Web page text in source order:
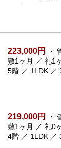
223,000円
・
敷1ヶ月 ／ 礼1
5階 ／ 1LDK ／
219,000円
・
敷1ヶ月 ／ 礼0
4階 ／ 1LDK ／